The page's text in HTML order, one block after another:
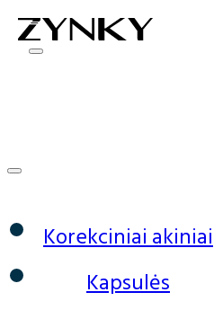
0
Korekciniai akiniai
Kapsulės